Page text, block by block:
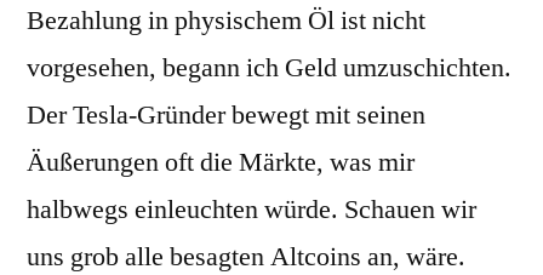
Bezahlung in physischem Öl ist nicht
vorgesehen, begann ich Geld umzuschichten.
Der Tesla-Gründer bewegt mit seinen
Äußerungen oft die Märkte, was mir
halbwegs einleuchten würde. Schauen wir
uns grob alle besagten Altcoins an, wäre.